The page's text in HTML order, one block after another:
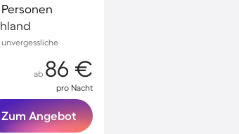
ab 86 €
pro Nacht
Zum Angebot